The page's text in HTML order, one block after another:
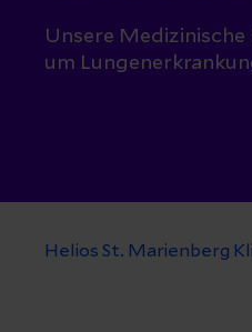
Unsere
um
Helios St. Marienberg